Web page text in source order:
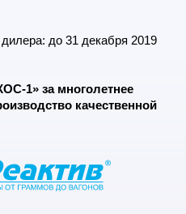
до 31 декабря 2019
1» за многолетнее
качественной